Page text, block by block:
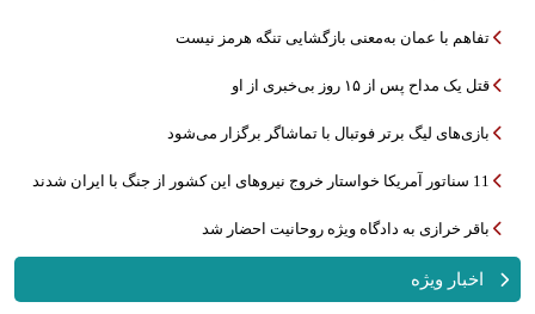
تفاهم با عمان به‌معنی بازگشایی تنگه هرمز نیست
قتل یک مداح پس از ۱۵ روز بی‌خبری از او
بازی‌های لیگ برتر فوتبال با تماشاگر برگزار می‌شود
11 سناتور آمریکا خواستار خروج نیروهای این کشور از جنگ با ایران شدند
باقر خرازی به دادگاه ویژه روحانیت احضار شد
اخبار ویژه